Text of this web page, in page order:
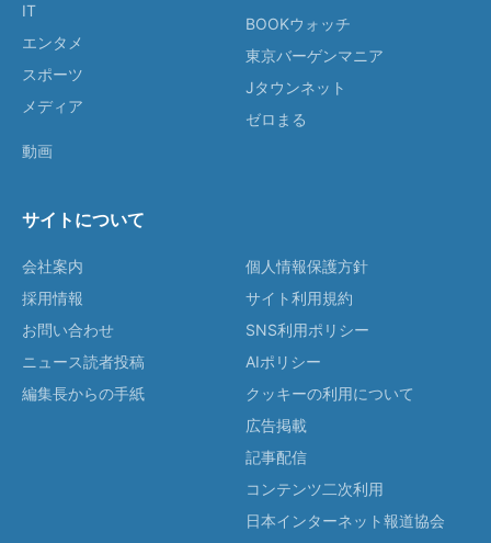
IT
エンタメ
スポーツ
メディア
動画
BOOKウォッチ
東京バーゲンマニア
Jタウンネット
ゼロまる
サイトについて
会社案内
採用情報
お問い合わせ
ニュース読者投稿
編集長からの手紙
個人情報保護方針
サイト利用規約
SNS利用ポリシー
AIポリシー
クッキーの利用について
広告掲載
記事配信
コンテンツ二次利用
日本インターネット報道協会